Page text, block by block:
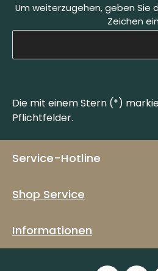
Um weiterzugehen, geben Sie
Zeichen ein
Die mit einem Stern (*)
Pflichtfelder.
Service-Hotline
Shop Service
Informationen